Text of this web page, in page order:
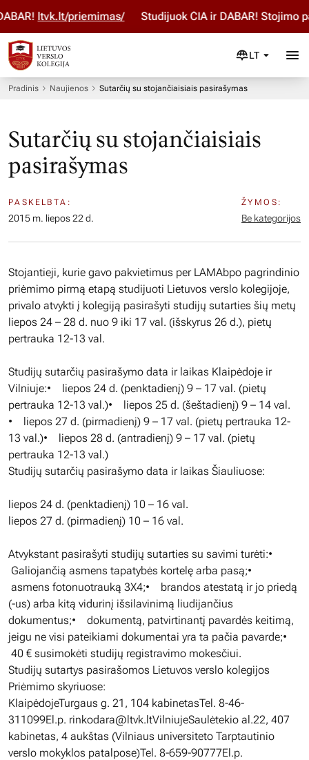
ltvk.lt/priemimas/ Studijuok ČIA ir DABAR! Stojimo
LT
Pradinis Naujienos Sutarčių su stojančiaisiais pasirašymas
Sutarčių su stojančiaisiais
pasirašymas
PASKELBTA:
2015 m. liepos 22 d.
ŽYMOS:
Be kategorijos
Stojantieji, kurie gavo pakvietimus per LAMAbpo pagrindinio
priėmimo pirmą etapą studijuoti Lietuvos verslo kolegijoje,
privalo atvykti į kolegiją pasirašyti studijų sutarties šių metų
liepos 24 – 28 d. nuo 9 iki 17 val. (išskyrus 26 d.), pietų
pertrauka 12-13 val.
Studijų sutarčių pasirašymo data ir laikas Klaipėdoje ir
Vilniuje:• liepos 24 d. (penktadienį) 9 – 17 val. (pietų
pertrauka 12-13 val.)• liepos 25 d. (šeštadienį) 9 – 14 val.
• liepos 27 d. (pirmadienį) 9 – 17 val. (pietų pertrauka 12-
13 val.)• liepos 28 d. (antradienį) 9 – 17 val. (pietų
pertrauka 12-13 val.)
Studijų sutarčių pasirašymo data ir laikas Šiauliuose:
liepos 24 d. (penktadienį) 10 – 16 val.
liepos 27 d. (pirmadienį) 10 – 16 val.
Atvykstant pasirašyti studijų sutarties su savimi turėti:•
Galiojančią asmens tapatybės kortelę arba pasą;•
asmens fotonuotrauką 3X4;• brandos atestatą ir jo priedą
(-us) arba kitą vidurinį išsilavinimą liudijančius
dokumentus;• dokumentą, patvirtinantį pavardės keitimą,
jeigu ne visi pateikiami dokumentai yra ta pačia pavarde;•
40 € susimokėti studijų registravimo mokesčiui.
Studijų sutartys pasirašomos Lietuvos verslo kolegijos
Priėmimo skyriuose:
KlaipėdojeTurgaus g. 21, 104 kabinetasTel. 8-46-
311099El.p. rinkodara@ltvk.ltVilniujeSaulėtekio al.22, 407
kabinetas, 4 aukštas (Vilniaus universiteto Tarptautinio
verslo mokyklos patalpose)Tel. 8-659-90777El.p.